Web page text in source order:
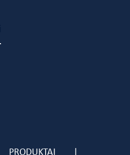
PRODUKTAI